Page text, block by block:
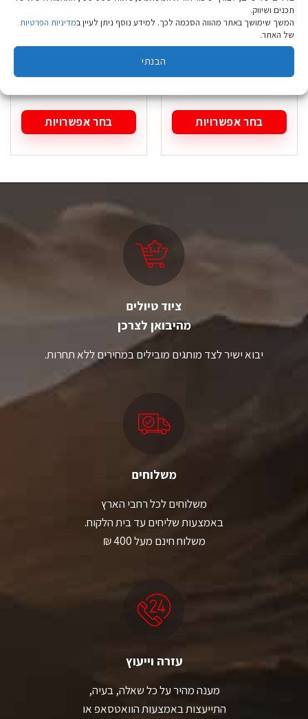
תכנים ושיווק.
המשך שימושך באתר מהווה הסכמה לכך. למידע נוסף ניתן לעיין במדיניות הפרטיות
של האתר.
הבנתי
סנדל Outdoor Pine
אפור גברים
בחר אפשרויות
זה
מספר
האפשרויות
סנדל Xero H-Trail
שחור גברים
בחר אפשרויות
זה
מספר
ניתן
לבחור
האפשרויות
המוצר
ציוד טיולים
מהיבואן לצרכן
יבוא ישיר לצד מותגים מובילים במחירים ללא תחרות.
משלוחים
משלוחים לכל רחבי הארץ
באמצעות שליחים עד בית הלקוח.
משלוח חינם מעל 400 ₪
עזרה וייעוץ
מענה מהיר על כל שאלה, בעיה,
התייעצות באמצעות הוואטסאפ או